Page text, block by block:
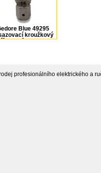
Blue 49295
kroužkový
8 zubů 2249944
profesionálního elektrického a